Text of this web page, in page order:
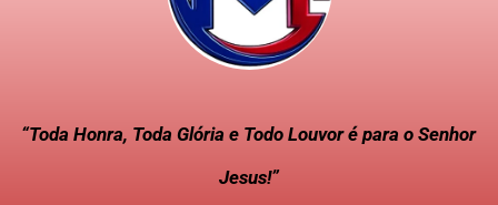
“Toda Honra, Toda Glória e Todo Louvor é para o Senhor
Jesus!”